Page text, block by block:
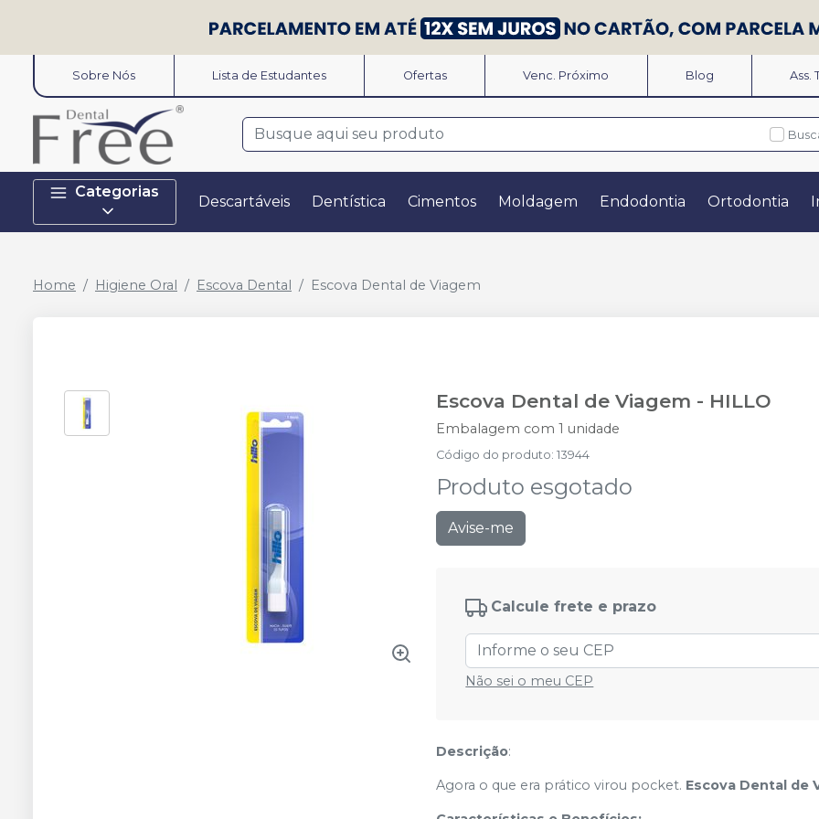
Sobre Nós Lista de Estudantes Ofertas Venc. Próximo Blog Ass.
Categorias
Descartáveis Dentística Cimentos Moldagem Endodontia Ortodontia
Home Higiene Oral Escova Dental Escova Dental de Viagem
Escova Dental de Viagem - HILLO
Embalagem com 1 unidade
Código do produto:13944
Produto esgotado
Avise-me
Calcule frete e prazo
Não sei o meu CEP
Descrição:
Agora o que era prático virou pocket. Escova Dental de